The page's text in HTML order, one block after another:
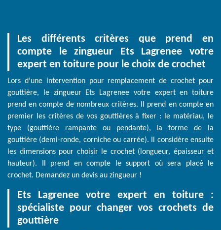
Les différents critères que prend en
compte le zingueur Ets Lagrenee votre
expert en toiture pour le choix de crochet
Lors d’une intervention pour remplacement de crochet pour
gouttière, le zingueur Ets Lagrenee votre expert en toiture
prend en compte de nombreux critères. Il prend en compte en
premier les critères de vos gouttières à fixer : le matériau, le
type (gouttière rampante ou pendante), la forme de la
gouttière (demi-ronde, corniche ou carrée). Il considère ensuite
les dimensions pour choisir le crochet (longueur, épaisseur et
hauteur). Il prend en compte le support où sera placé le
crochet. Demandez un devis au zingueur !
Ets Lagrenee votre expert en toiture :
spécialiste pour changer vos crochets de
gouttière